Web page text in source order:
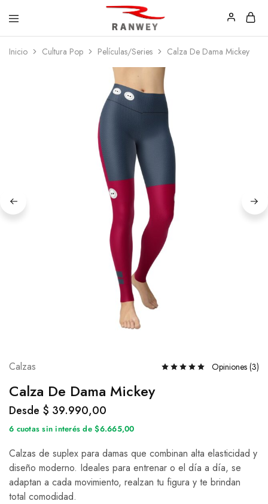
Ranwey
|
Tu
Estilo,
Inicio Cultura Pop Películas/Series Calza De Dama Mickey
Calzas Opiniones (3)
Calza De Dama Mickey
Desde $ 39.990,00
6 cuotas sin interés de $6.665,00
Calzas de suplex para damas que combinan alta elasticidad y
diseño moderno. Ideales para entrenar o el día a día, se
adaptan a cada movimiento, realzan tu figura y te brindan
total comodidad.